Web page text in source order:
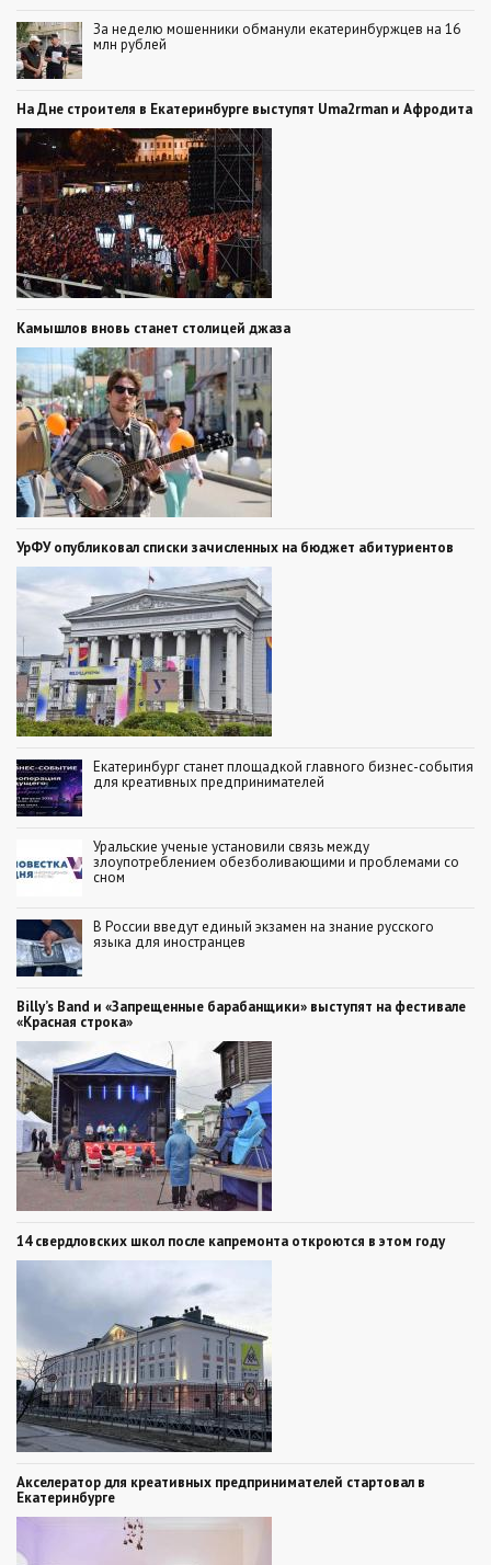
За неделю мошенники обманули екатеринбуржцев на 16
млн рублей
На Дне строителя в Екатеринбурге выступят Uma2rman и Афродита
Камышлов вновь станет столицей джаза
УрФУ опубликовал списки зачисленных на бюджет абитуриентов
Екатеринбург станет площадкой главного бизнес-события
для креативных предпринимателей
Уральские ученые установили связь между
злоупотреблением обезболивающими и проблемами со
сном
В России введут единый экзамен на знание русского
языка для иностранцев
Billy’s Band и «Запрещенные барабанщики» выступят на фестивале
«Красная строка»
14 свердловских школ после капремонта откроются в этом году
Акселератор для креативных предпринимателей стартовал в
Екатеринбурге